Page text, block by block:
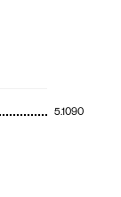
5.1090